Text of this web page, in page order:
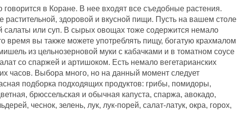
в Коране. В нее входят все съедобные растения.
растительной, здоровой и вкусной пищи. Пусть на вашем столе
салаты или суп. В сырых овощах тоже содержится немало
время вы также можете употреблять пищу, богатую крахмалом
из цельнозерновой муки с кабачками и в томатном соусе
со спаржей и артишоком. Есть немало вегетарианских
часов. Выбора много, но на данный момент следует
подборка подходящих продуктов: грибы, помидоры,
брюссельская и обычная капуста, спаржа, авокадо,
чеснок, зелень, лук, лук-порей, салат-латук, окра, горох,